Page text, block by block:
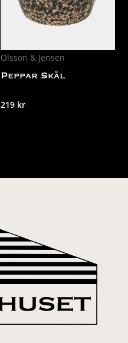
Olsson & Jensen
Peppar Skål
219 kr